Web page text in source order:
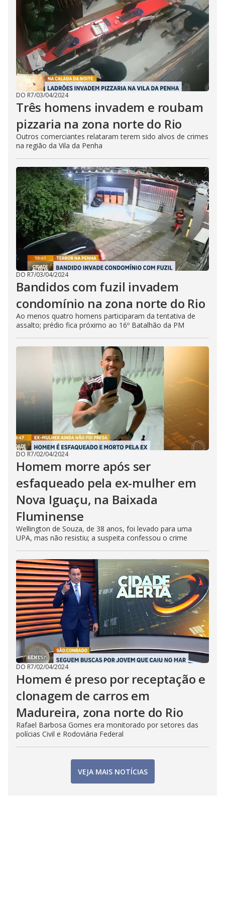
DO R7/03/04/2024
Três homens invadem e roubam
pizzaria na zona norte do Rio
Outros comerciantes relataram terem sido alvos de crimes
na região da Vila da Penha
DO R7/03/04/2024
Bandidos com fuzil invadem
condomínio na zona norte do Rio
Ao menos quatro homens participaram da tentativa de
assalto; prédio fica próximo ao 16º Batalhão da PM
DO R7/02/04/2024
Homem morre após ser
esfaqueado pela ex-mulher em
Nova Iguaçu, na Baixada
Fluminense
Wellington de Souza, de 38 anos, foi levado para uma
UPA, mas não resistiu; a suspeita confessou o crime
DO R7/02/04/2024
Homem é preso por receptação e
clonagem de carros em
Madureira, zona norte do Rio
Rafael Barbosa Gomes era monitorado por setores das
polícias Civil e Rodoviária Federal
VEJA MAIS NOTÍCIAS